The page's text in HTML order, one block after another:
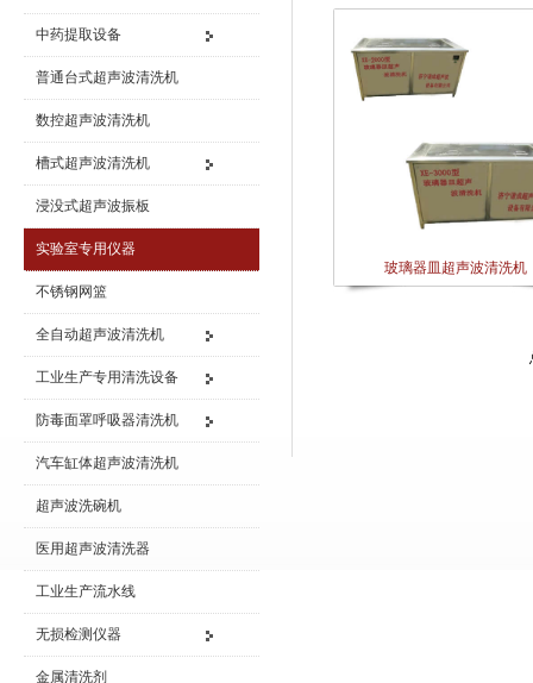
中药提取设备
普通台式超声波清洗机
数控超声波清洗机
槽式超声波清洗机
浸没式超声波振板
实验室专用仪器
不锈钢网篮
全自动超声波清洗机
工业生产专用清洗设备
防毒面罩呼吸器清洗机
汽车缸体超声波清洗机
超声波洗碗机
医用超声波清洗器
工业生产流水线
无损检测仪器
金属清洗剂
玻璃器皿超声波清洗机